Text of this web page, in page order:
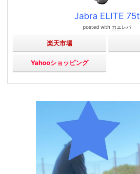
Jabra ELITE 75t
posted with カエレバ
楽天市場
Yahooショッピング